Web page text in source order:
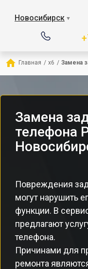
Новосибирск ▼
Главная / x6 / Замена
Замена
телефона
Повреждения
могут нарушить
функции. В
предлагают
телефона.
Причинами для
ремонта